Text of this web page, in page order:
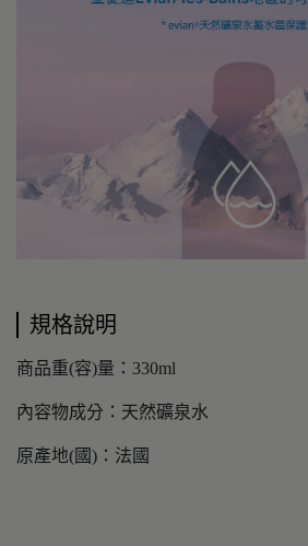
規格說明
商品重(容)量：330ml
內容物成分：天然礦泉水
原產地(國)：法國